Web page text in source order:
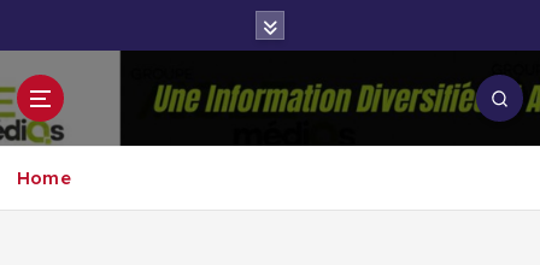
p
t
o
o
Groupe Aigle
Médias
Home